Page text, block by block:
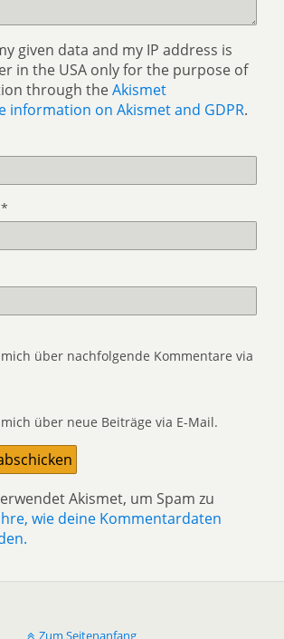
given data and my IP address is
in the USA only for the purpose of
through theAkismet
information on Akismet and GDPR.
*
über nachfolgende Kommentare via
über neue Beiträge via E-Mail.
Akismet, um Spam zu
wie deine Kommentardaten
Zum Seitenanfang